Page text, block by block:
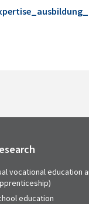
vocational education
education